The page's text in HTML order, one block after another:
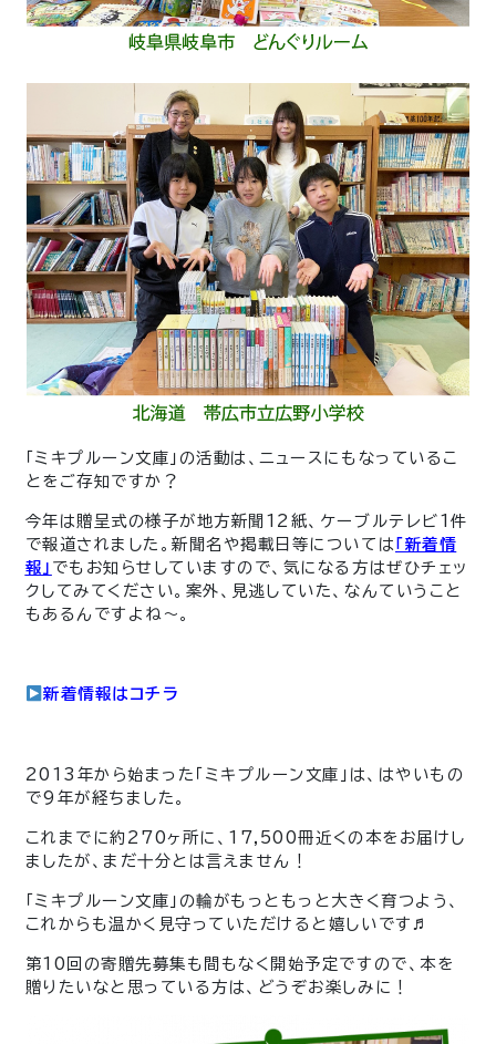
「ミキプルーン文庫」の活動は、ニュースにもなっているこ
とをご存知ですか？
今年は贈呈式の様子が地方新聞12紙、ケーブルテレビ1件
で報道されました。新聞名や掲載日等については 「新着情
報」 でもお知らせしていますので、気になる方はぜひチェッ
クしてみてください。案外、見逃していた、なんていうこと
もあるんですよね～。
新着情報はコチラ
2013年から始まった「ミキプルーン文庫」は、はやいもの
で9年が経ちました。
これまでに約270ヶ所に、17,500冊近くの本をお届けし
ましたが、まだ十分とは言えません！
「ミキプルーン文庫」の輪がもっともっと大きく育つよう、
これからも温かく見守っていただけると嬉しいです♬
第10回の寄贈先募集も間もなく開始予定ですので、本を
贈りたいなと思っている方は、どうぞお楽しみに！